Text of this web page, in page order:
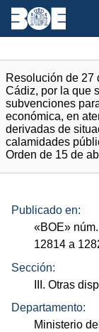
Resolución de 27
Cádiz, por la que
subvenciones
económica, en
derivadas de
calamidades
Orden de 15 de
Publicado en:
«BOE» núm.
12814 a
Sección:
III. Otras
Departamento:
Ministerio